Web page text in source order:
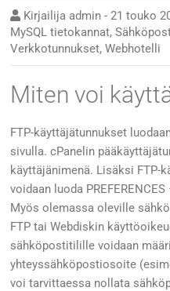
Kirjailija admin -21 touko
MySQL tietokannat,
Verkkotunnukset,Webhotelli
Miten voi
FTP-käyttäjätunnukset
sivulla. cPanelin
käyttäjänimenä. Lisäksi
voidaan luoda
Myös olemassa oleville
FTP tai Webdiskin
sähköpostitilille voidaan
yhteyssähköpostiosoite
voi tarvittaessa nollata